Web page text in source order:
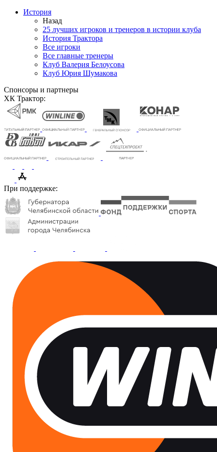
История
Назад
25 лучших игроков и тренеров в истории клуба
История Трактора
Все игроки
Все главные тренеры
Клуб Валерия Белоусова
Клуб Юрия Шумакова
Спонсоры и партнеры
ХК Трактор:
При поддержке: